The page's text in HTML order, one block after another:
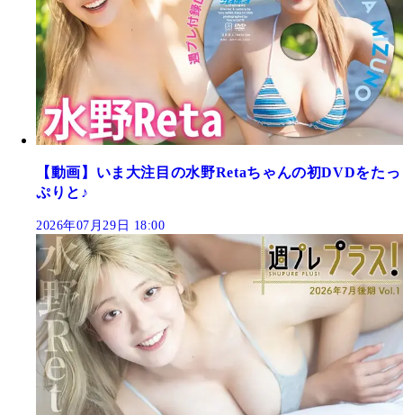
【動画】いま大注目の水野Retaちゃんの初DVDをたっ
ぷりと♪
2026年07月29日 18:00